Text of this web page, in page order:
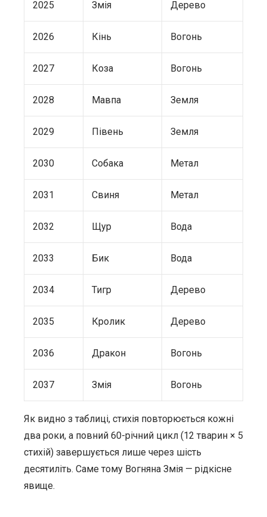
2025 Змія Дерево
2026 Кінь Вогонь
2027 Коза Вогонь
2028 Мавпа Земля
2029 Півень Земля
2030 Собака Метал
2031 Свиня Метал
2032 Щур Вода
2033 Бик Вода
2034 Тигр Дерево
2035 Кролик Дерево
2036 Дракон Вогонь
2037 Змія Вогонь
Як видно з таблиці, стихія повторюється кожні
два роки, а повний 60-річний цикл (12 тварин × 5
стихій) завершується лише через шість
десятиліть. Саме тому Вогняна Змія — рідкісне
явище.